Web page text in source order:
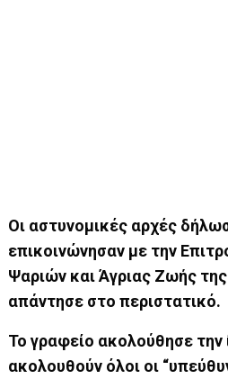
Οι αστυνομικές αρχές
επικοινώνησαν με την
Ψαριών και Άγριας Ζωής
απάντησε στο περιστατικό.
Το γραφείο ακολούθησε την
ακολουθούν όλοι οι